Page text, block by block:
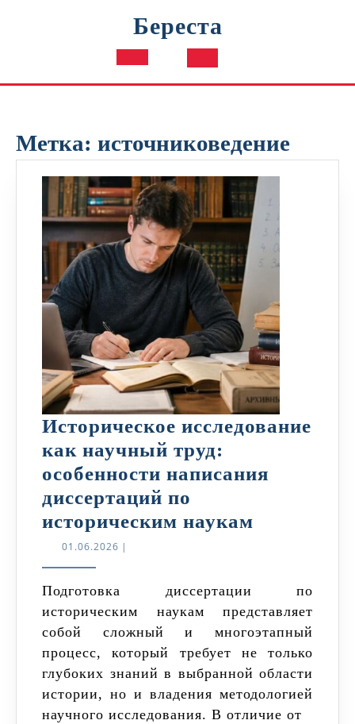
Береста
Кнопка
Метка: источниковедение
Историческое исследование
как научный труд:
особенности написания
диссертаций по
историческим наукам
научный
труд:
написания
по
01.06.2026 01.06.2026
|
Подготовка диссертации по
историческим наукам представляет
собой сложный и многоэтапный
процесс, который требует не только
глубоких знаний в выбранной области
истории, но и владения методологией
научного исследования. В отличие от